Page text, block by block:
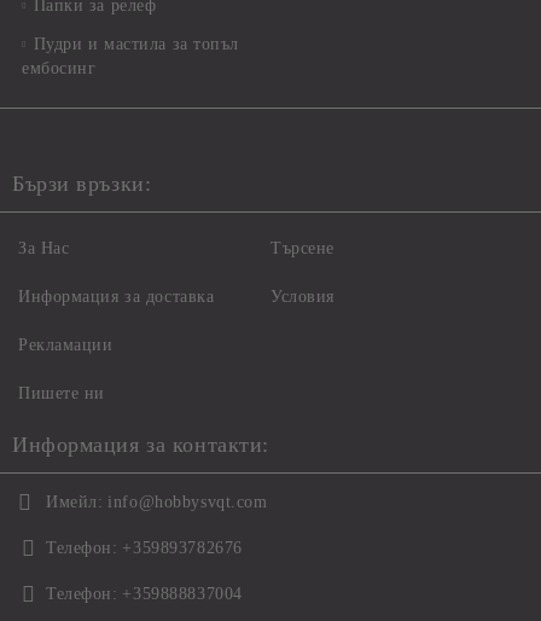
Папки за релеф
Пудри и мастила за топъл
ембосинг
Бързи връзки:
За Нас
Информация за доставка
Рекламации
Пишете ни
Търсене
Условия
Информация за контакти:
Имейл: info@hobbysvqt.com
Телефон: +359893782676
Телефон: +359888837004